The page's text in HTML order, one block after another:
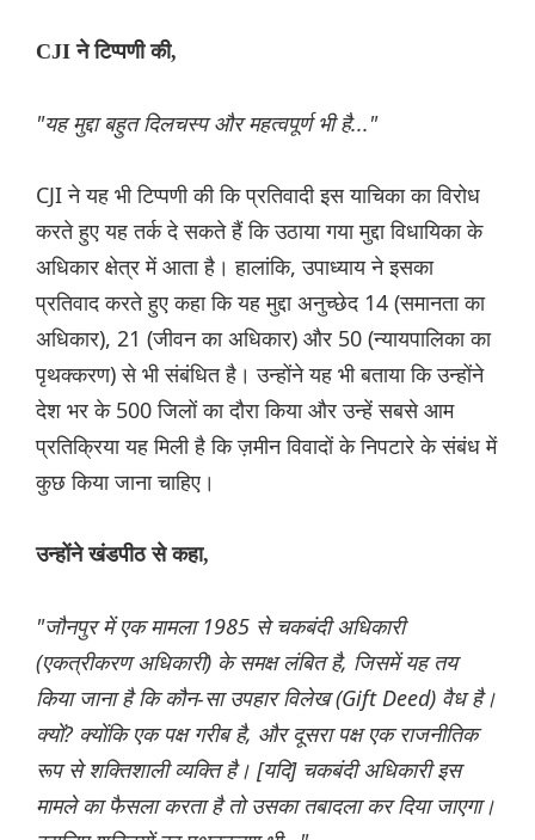
CJI ने टिप्पणी की,
"यह मुद्दा बहुत दिलचस्प और महत्वपूर्ण भी है..."
CJI ने यह भी टिप्पणी की कि प्रतिवादी इस याचिका का विरोध
करते हुए यह तर्क दे सकते हैं कि उठाया गया मुद्दा विधायिका के
अधिकार क्षेत्र में आता है। हालांकि, उपाध्याय ने इसका
प्रतिवाद करते हुए कहा कि यह मुद्दा अनुच्छेद 14 (समानता का
अधिकार), 21 (जीवन का अधिकार) और 50 (न्यायपालिका का
पृथक्करण) से भी संबंधित है। उन्होंने यह भी बताया कि उन्होंने
देश भर के 500 जिलों का दौरा किया और उन्हें सबसे आम
प्रतिक्रिया यह मिली है कि ज़मीन विवादों के निपटारे के संबंध में
कुछ किया जाना चाहिए।
उन्होंने खंडपीठ से कहा,
"जौनपुर में एक मामला 1985 से चकबंदी अधिकारी
(एकत्रीकरण अधिकारी) के समक्ष लंबित है, जिसमें यह तय
किया जाना है कि कौन-सा उपहार विलेख (Gift Deed) वैध है।
क्यों? क्योंकि एक पक्ष गरीब है, और दूसरा पक्ष एक राजनीतिक
रूप से शक्तिशाली व्यक्ति है। [यदि] चकबंदी अधिकारी इस
मामले का फैसला करता है तो उसका तबादला कर दिया जाएगा।